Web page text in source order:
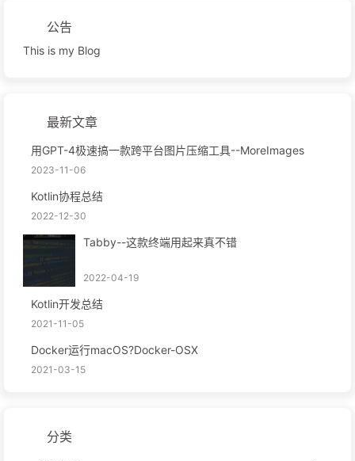
公告
This is my Blog
最新文章
用GPT-4极速搞一款跨平台图片压缩工具--MoreImages
2023-11-06
Kotlin协程总结
2022-12-30
Tabby--这款终端用起来真不错
2022-04-19
Kotlin开发总结
2021-11-05
Docker运行macOS?Docker-OSX
2021-03-15
分类